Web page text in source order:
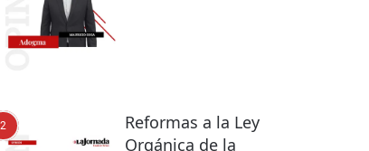
2
Reformas a la Ley
Orgánica de la